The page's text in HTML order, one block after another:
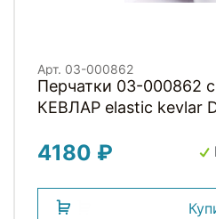
Арт. 03-000862
Перчатки 03-000862
КЕВЛАР elastic kevlar
экстримальнх видов
4180 ₽